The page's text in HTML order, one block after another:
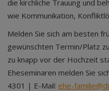
die kirchliche Trauung und
wie Kommunikation,
Melden Sie sich am besten
gewünschten Termin/Platz
zu knapp vor der Hochzeit
Eheseminaren melden Sie
4301 | E-Mail: ehe-